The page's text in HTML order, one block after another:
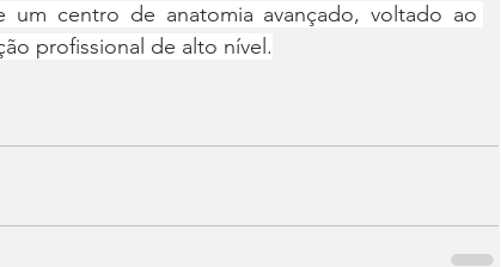
um centro de anatomia avançado, voltado ao
profissional de alto nível.